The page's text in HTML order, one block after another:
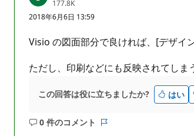
せ
ん
177.8K評
の
イ
ン
2018年6月6日 13:59
Visio の図面部分で良ければ、[デザイ
ただし、印刷などにも反映されてしま
この回答は役に立ちましたか? はい
0 件のコメント
コ